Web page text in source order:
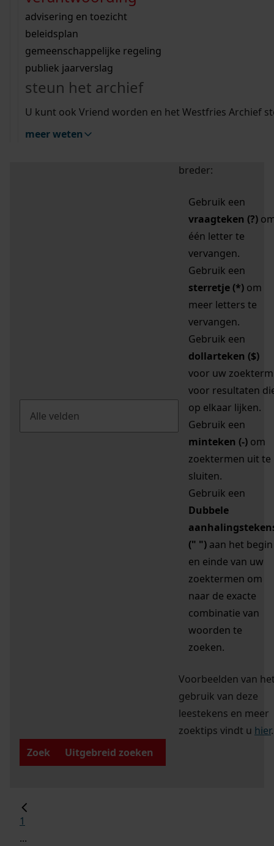
bouwvergunningen
omgevingsvergunningen
vergunningen
beeld en geluid
uitleg nodig?
Wij helpen u op weg met een aantal zoektips.
bekijk alle zoektips
Wij helpen u op weg met een aantal zoektips.
bekijk alle zoektips
bekijk ons geschiedenislokaal
advisering en toezicht
beleidsplan
gemeenschappelijke regeling
publiek jaarverslag
steun het archief
U kunt ook Vriend worden en het Westfries Archief
meer weten
zoektips
Mijn Studiezaal (inloggen)
uw zoekopdracht te
breder:
Gebruik een
vraagteken (?)
één letter te
vervangen.
Gebruik een
sterretje (*) om
meer letters te
vervangen.
Gebruik een
dollarteken ($)
voor uw zoekterm
voor resultaten
op elkaar lijken.
Gebruik een
minteken (-) om
zoektermen uit te
sluiten.
Gebruik een
Dubbele
(" ") aan het begin
en einde van uw
zoektermen om
naar de exacte
combinatie van
woorden te
zoeken.
Voorbeelden van
gebruik van deze
leestekens en meer
zoektips vindt u hier.
Zoek
Uitgebreid zoeken
1
...